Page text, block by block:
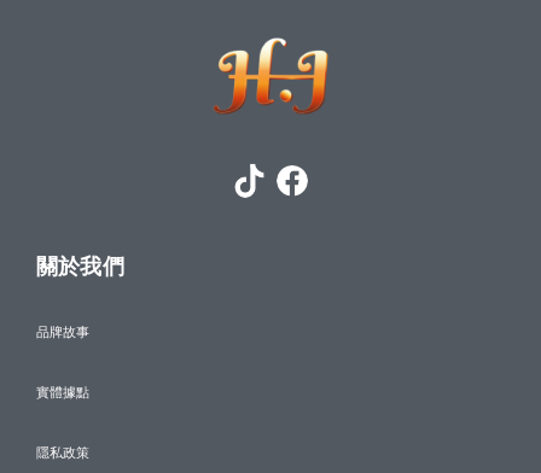
關於我們
品牌故事
實體據點
隱私政策